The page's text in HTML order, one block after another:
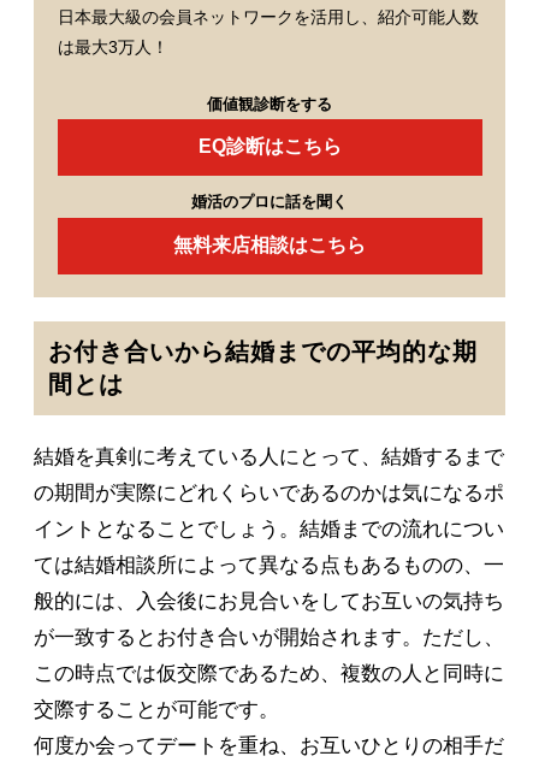
日本最大級の会員ネットワークを活用し、紹介可能人数
は最大3万人！
価値観診断をする
EQ診断はこちら
婚活のプロに話を聞く
無料来店相談はこちら
お付き合いから結婚までの平均的な期
間とは
結婚を真剣に考えている人にとって、結婚するまで
の期間が実際にどれくらいであるのかは気になるポ
イントとなることでしょう。結婚までの流れについ
ては結婚相談所によって異なる点もあるものの、一
般的には、入会後にお見合いをしてお互いの気持ち
が一致するとお付き合いが開始されます。ただし、
この時点では仮交際であるため、複数の人と同時に
交際することが可能です。
何度か会ってデートを重ね、お互いひとりの相手だ